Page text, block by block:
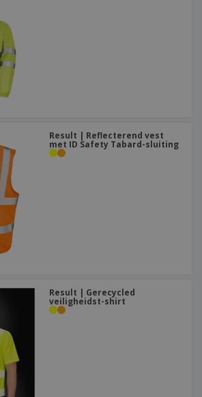
Result | Reflecterend vest
met ID Safety Tabard-sluiting
Result | Gerecycled
veiligheidst-shirt